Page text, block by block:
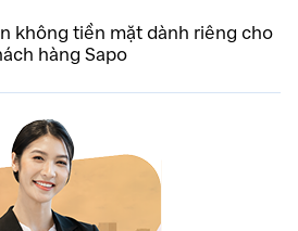
không tiền mặt dành riêng cho
hàng Sapo